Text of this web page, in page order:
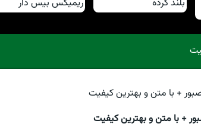
+ با متن و بهترین کیفیت